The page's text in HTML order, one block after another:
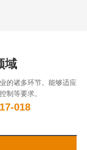
域
的诸多环节。能够适应
制等要求。
018